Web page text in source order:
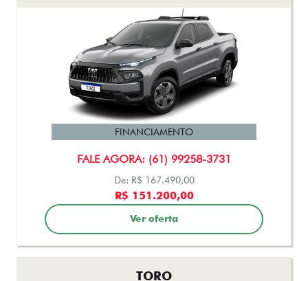
FALE AGORA: (61) 99258-3731
FINANCIAMENTO
De: R$ 167.490,00
R$ 151.200,00
Ver oferta
TORO